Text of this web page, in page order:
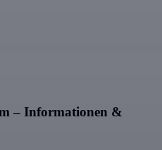
– Informationen &